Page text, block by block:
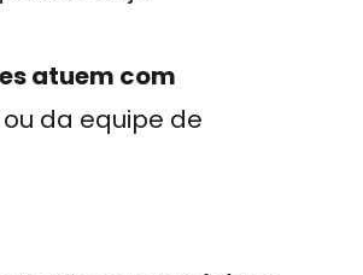
atuem com
da equipe de